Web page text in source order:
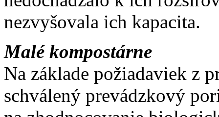
nezvyšovala ich kapacita.
Malé kompostárne
Na základe požiadaviek z
schválený prevádzkový